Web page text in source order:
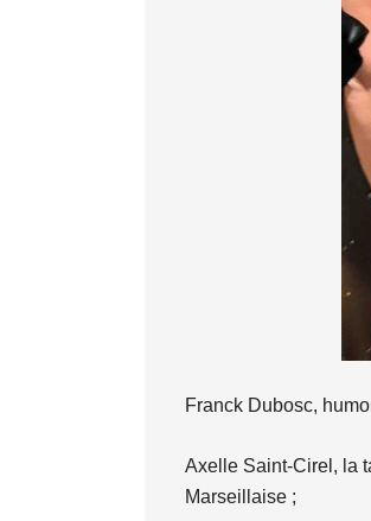
Franck Dubosc,
Axelle Saint-Cirel, la
Marseillaise ;